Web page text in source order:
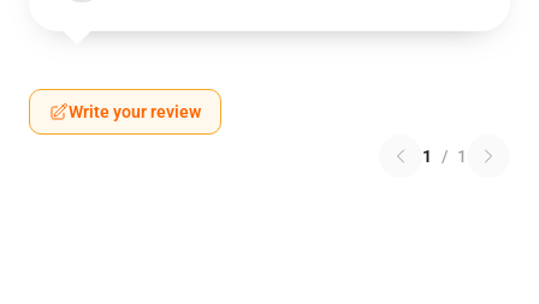
Write your review
1 / 1